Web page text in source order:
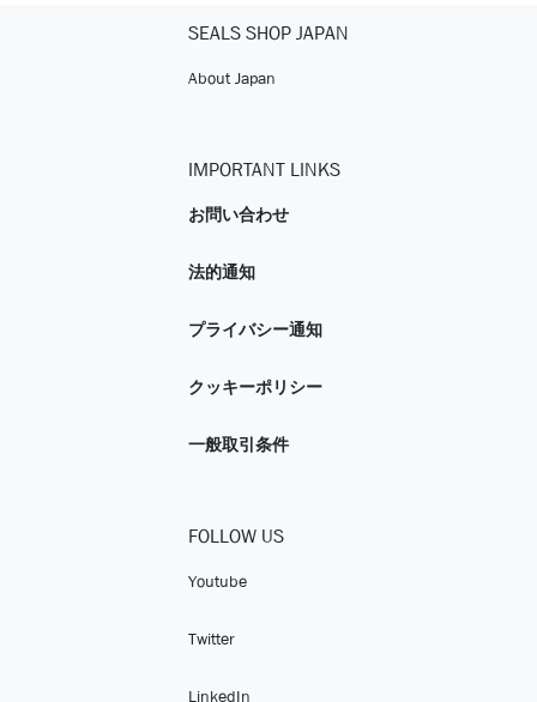
SEALS SHOP JAPAN
About Japan
IMPORTANT LINKS
お問い合わせ
法的通知
プライバシー通知
クッキーポリシー
一般取引条件
FOLLOW US
Youtube
Twitter
LinkedIn